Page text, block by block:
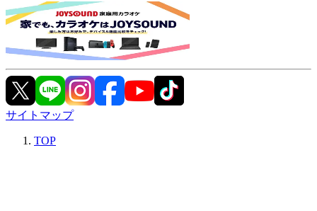
サイトマップ
TOP